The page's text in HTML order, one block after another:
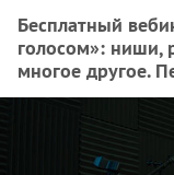
Бесплатный
голосом»: ниши,
многое другое.